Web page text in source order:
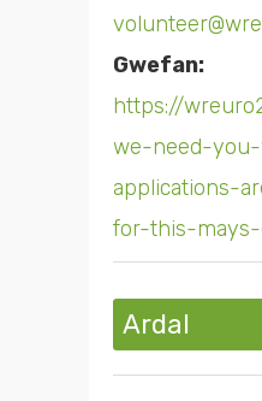
Gwefan:
https://
we-need-
applications-
for-this-
Ardal